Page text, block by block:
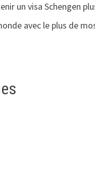
un visa Schengen
avec le plus de